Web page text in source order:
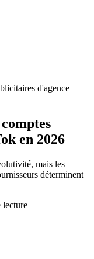
d'agence
en 2026
mais les
déterminent
lecture